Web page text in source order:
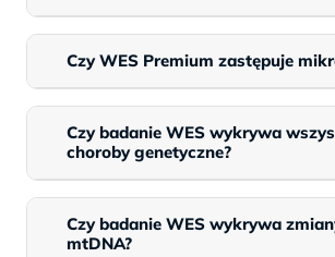
Czy WES Premium zastępuje
Czy badanie WES wykrywa
choroby genetyczne?
Czy badanie WES wykrywa
mtDNA?